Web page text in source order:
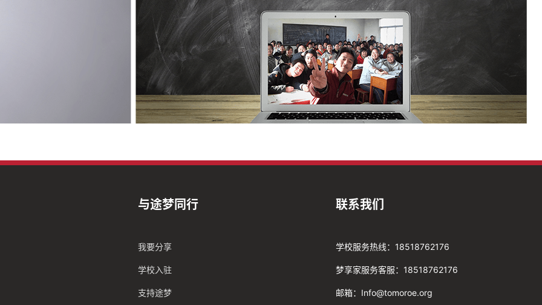
与途梦同行
我要分享
学校入驻
支持途梦
联系我们
学校服务热线：18518762176
梦享家服务客服：18518762176
邮箱：Info@tomoroe.org